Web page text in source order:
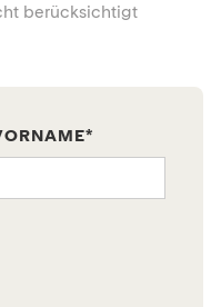
berücksichtigt